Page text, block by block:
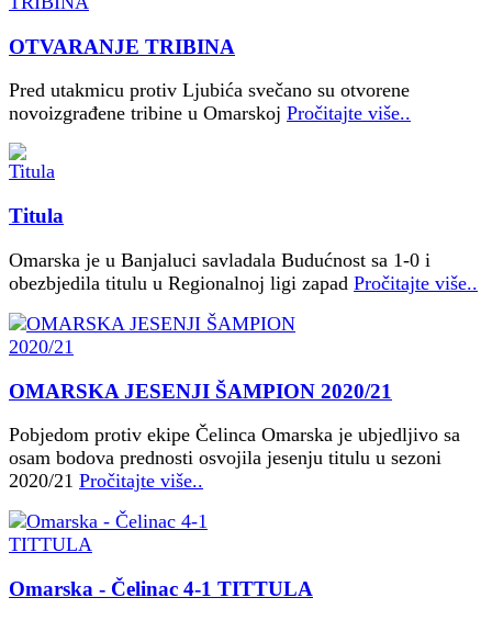
OTVARANJE TRIBINA
Pred utakmicu protiv Ljubića svečano su otvorene
novoizgrađene tribine u Omarskoj Pročitajte više..
Titula
Omarska je u Banjaluci savladala Budućnost sa 1-0 i
obezbjedila titulu u Regionalnoj ligi zapad Pročitajte više..
OMARSKA JESENJI ŠAMPION 2020/21
Pobjedom protiv ekipe Čelinca Omarska je ubjedljivo sa
osam bodova prednosti osvojila jesenju titulu u sezoni
2020/21 Pročitajte više..
Omarska - Čelinac 4-1 TITTULA